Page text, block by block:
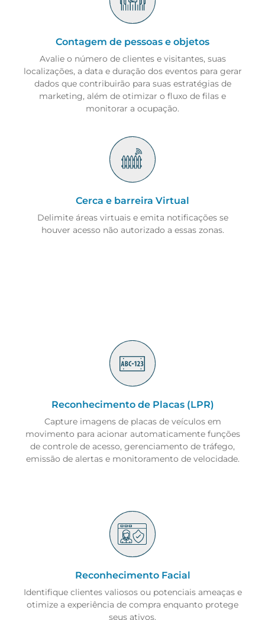
Contagem de pessoas e objetos
Avalie o número de clientes e visitantes, suas
localizações, a data e duração dos eventos para gerar
dados que contribuirão para suas estratégias de
marketing, além de otimizar o fluxo de filas e
monitorar a ocupação.
Cerca e barreira Virtual
Delimite áreas virtuais e emita notificações se
houver acesso não autorizado a essas zonas.
Reconhecimento de Placas (LPR)
Capture imagens de placas de veículos em
movimento para acionar automaticamente funções
de controle de acesso, gerenciamento de tráfego,
emissão de alertas e monitoramento de velocidade.
Reconhecimento Facial
Identifique clientes valiosos ou potenciais ameaças e
otimize a experiência de compra enquanto protege
seus ativos.